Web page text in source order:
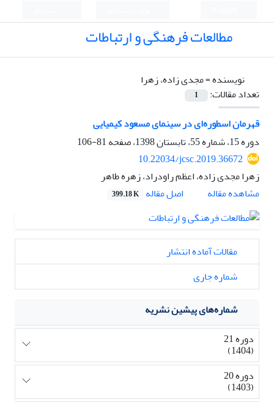
مطالعات فرهنگی و ارتباطات
نویسنده =مجدی زاده، زهرا
تعداد مقالات:
1
قهرمان اسطوره‌ای در سینمای مسعود کیمیایی
دوره 15، شماره 55، تابستان 1398، صفحه
81-106
10.22034/jcsc.2019.36672
زهرا مجدی زاده، اعظم راودراد، زهره طاهر
مشاهده مقاله
اصل مقاله 399.18 K
مقالات آماده انتشار
شماره جاری
شماره‌های پیشین نشریه
دوره 21
(1404)
دوره 20
(1403)